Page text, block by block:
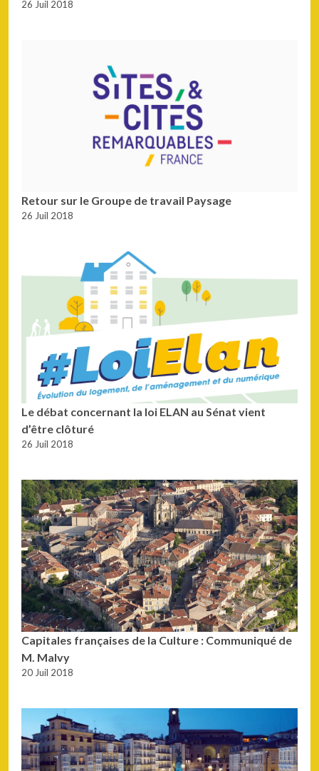
26 Juil 2018
Retour sur le Groupe de travail Paysage
26 Juil 2018
Le débat concernant la loi ELAN au Sénat vient
d’être clôturé
26 Juil 2018
Capitales françaises de la Culture : Communiqué de
M. Malvy
20 Juil 2018